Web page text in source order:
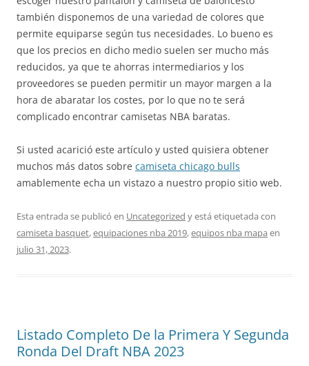
también disponemos de una variedad de colores que
permite equiparse según tus necesidades. Lo bueno es
que los precios en dicho medio suelen ser mucho más
reducidos, ya que te ahorras intermediarios y los
proveedores se pueden permitir un mayor margen a la
hora de abaratar los costes, por lo que no te será
complicado encontrar camisetas NBA baratas.
Si usted acarició este artículo y usted quisiera obtener
muchos más datos sobre camiseta chicago bulls
amablemente echa un vistazo a nuestro propio sitio web.
Esta entrada se publicó en Uncategorized y está etiquetada con
camiseta basquet,equipaciones nba 2019,equipos nba mapa en
julio 31, 2023.
Listado Completo De la Primera Y Segunda
Ronda Del Draft NBA 2023